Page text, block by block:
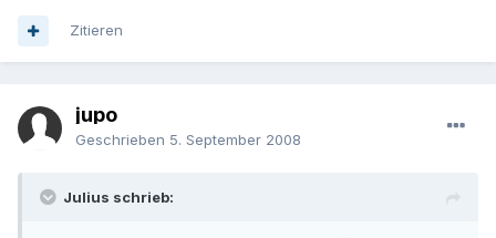
Zitieren
jupo
Geschrieben 5. September 2008
Julius schrieb: